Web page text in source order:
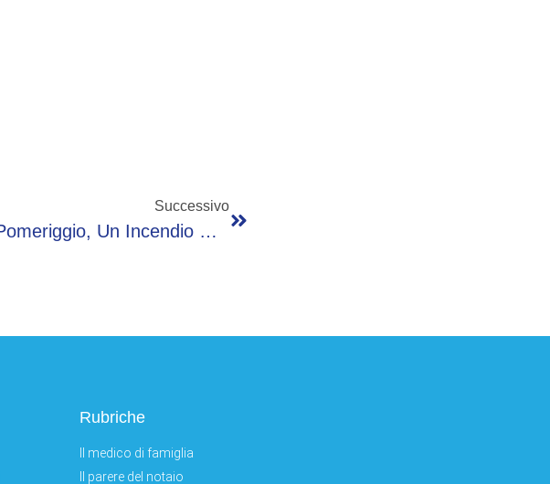
Successivo
Domato Oggi, Nel Primo Pomeriggio, Un Incendio Nei Boschi Di Castione Della Presolana
Rubriche
Il medico di famiglia
Il parere del notaio